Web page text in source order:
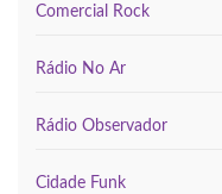
Comercial Rock
Rádio No Ar
Rádio Observador
Cidade Funk